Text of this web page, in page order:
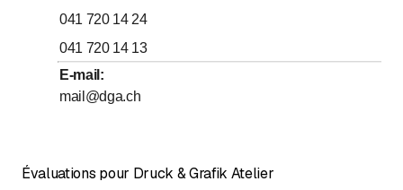
041 720 14 24
041 720 14 13
E-mail :
mail@dga.ch
Évaluations pour Druck & Grafik Atelier